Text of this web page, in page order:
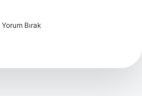
Yorum Bırak